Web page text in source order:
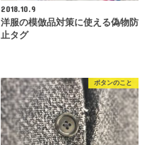
2018.10.9
洋服の模倣品対策に使える偽物防
止タグ
ボタンのこと